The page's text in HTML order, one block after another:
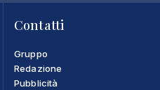
Contatti
Gruppo
Redazione
Pubblicità